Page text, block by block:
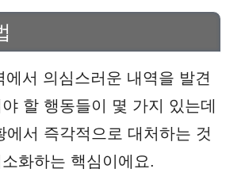
에서 의심스러운 내역을 발견
할 행동들이 몇 가지 있는데
에서 즉각적으로 대처하는 것
화하는 핵심이에요.